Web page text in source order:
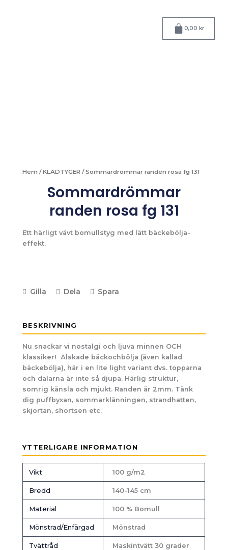
0,00 kr
Varukorg
Hem /KLÄDTYGER / Sommardrömmar randen rosa fg 131
Sommardrömmar
randen rosa fg 131
Ett härligt vävt bomullstyg med lätt bäckebölja-
effekt.
Gilla Dela Spara
BESKRIVNING
Nu snackar vi nostalgi och ljuva minnen OCH
klassiker! Älskade bäckochbölja (även kallad
bäckebölja), här i en lite light variant dvs. topparna
och dalarna är inte så djupa. Härlig struktur,
somrig känsla och mjukt. Randen är 2mm. Tänk
dig puffbyxan, sommarklänningen, strandhatten,
skjortan, shortsen etc.
YTTERLIGARE INFORMATION
Vikt 100 g/m2
Bredd 140-145 cm
Material 100 % Bomull
Mönstrad/Enfärgad Mönstrad
Tvättråd Maskintvätt 30 grader